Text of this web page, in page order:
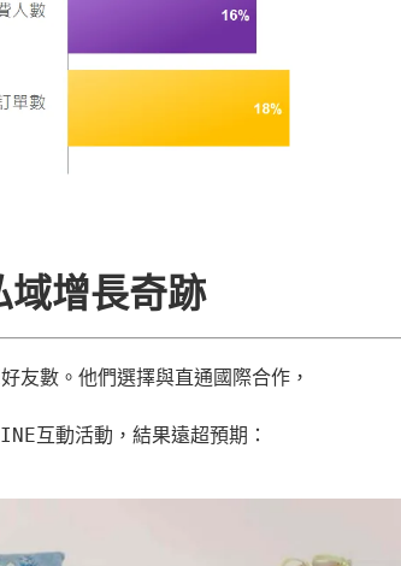
域增長奇跡
友數。他們選擇與直通國際合作，
互動活動，結果遠超預期：